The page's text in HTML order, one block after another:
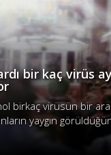
bir kaç virüs
birkaç virüsün bir
yaygın
toplu taşıma